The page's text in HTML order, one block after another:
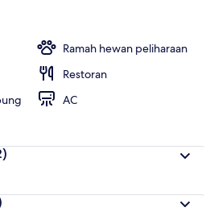
Ramah hewan peliharaan
Restoran
AC